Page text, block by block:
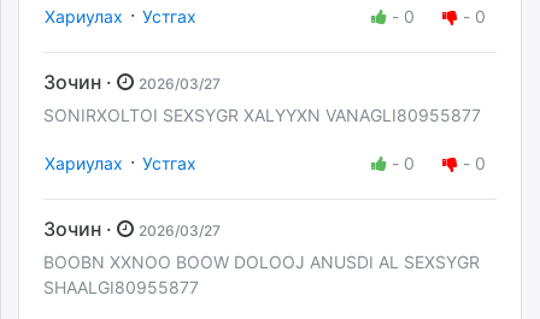
Хариулах · Устгах - 0 - 0
Зочин · 2026/03/27
SONIRXOLTOI SEXSYGR XALYYXN VANAGLI80955877
Хариулах · Устгах - 0 - 0
Зочин · 2026/03/27
BOOBN XXNOO BOOW DOLOOJ ANUSDI AL SEXSYGR
SHAALGI80955877